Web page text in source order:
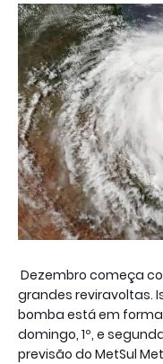
Dezembro começa
grandes reviravoltas.
bomba está em
domingo, 1º, e
previsão do MetSul